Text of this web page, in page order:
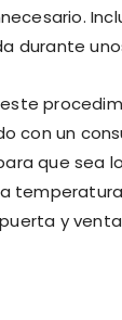
durante
con un
que sea
y